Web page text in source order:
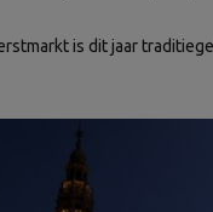
is dit jaar